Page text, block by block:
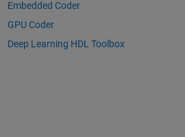
Embedded Coder
GPU Coder
Deep Learning HDL Toolbox